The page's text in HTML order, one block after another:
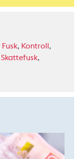
Fusk, Kontroll,
Skattefusk,